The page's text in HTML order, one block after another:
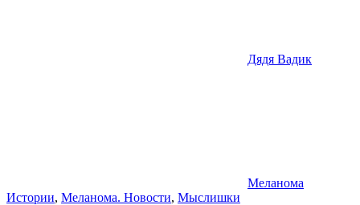
Дядя Вадик
Меланома
Истории, Меланома. Новости, Мыслишки